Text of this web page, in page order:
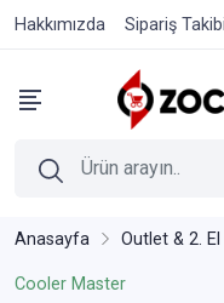
Hakkımızda Sipariş Takibi
Anasayfa Outlet & 2.
Cooler Master